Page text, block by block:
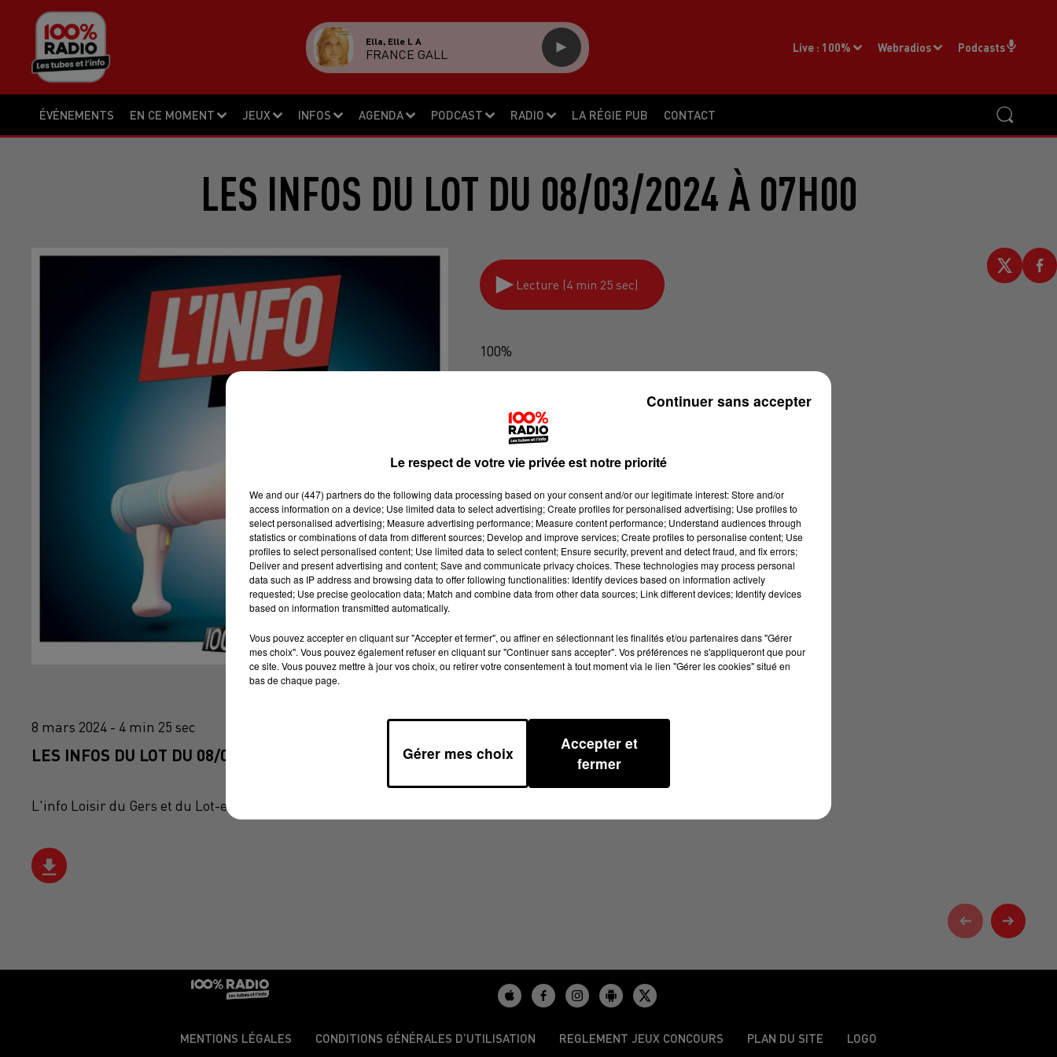
ÉVÉNEMENTS EN CE MOMENT JEUX INFOS AGENDA PODCAST RADIO LA RÉGIE PUB CONTACT
Live : 100% Webradios Podcasts
Ella, Elle L A
FRANCE GALL
LES INFOS DU LOT DU 08/03/2024 À 07H00
Lecture (4 min 25 sec)
100%
8 mars 2024 - 4 min 25 sec
LES INFOS DU LOT DU 08/03/2024 À 07H00
L'info Loisir du Gers et du Lot-et-Garonne du 08/03/2024
MENTIONS LÉGALES CONDITIONS GÉNÉRALES D’UTILISATION REGLEMENT JEUX CONCOURS PLAN DU SITE LOGO
Le respect de votre vie privée est notre priorité
We and our (447) partnersdo the following data processing based on your consent and/or our legitimate interest: Store and/or
access information on a device; Use limited data to select advertising; Create profiles for personalised advertising; Use profiles to
select personalised advertising; Measure advertising performance; Measure content performance; Understand audiences through
statistics or combinations of data from different sources; Develop and improve services; Create profiles to personalise content; Use
profiles to select personalised content; Use limited data to select content; Ensure security, prevent and detect fraud, and fix errors;
Deliver and present advertising and content; Save and communicate privacy choices. These technologies may process personal
data such as IP address and browsing data to offer following functionalities: Identify devices based on information actively
requested; Use precise geolocation data; Match and combine data from other data sources; Link different devices; Identify devices
based on information transmitted automatically.
Vous pouvez accepter en cliquant sur "Accepter et fermer", ou affiner en sélectionnant les finalités et/ou partenaires dans "Gérer
mes choix". Vous pouvez également refuser en cliquant sur "Continuer sans accepter". Vos préférences ne s'appliqueront que pour
ce site. Vous pouvez mettre à jour vos choix, ou retirer votre consentement à tout moment via le lien "Gérer les cookies" situé en
bas de chaque page.
Gérer mes choix
Accepter et
fermer
Continuer sans accepter